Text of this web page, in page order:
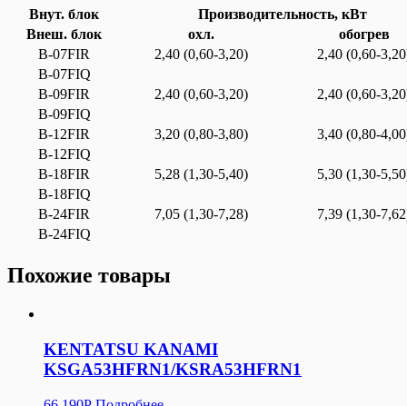
Внут. блок
Производительность, кВт
Внеш. блок
охл.
обогрев
B-07FIR
2,40 (0,60-3,20)
2,40 (0,60-
B-07FIQ
B-09FIR
2,40 (0,60-3,20)
2,40 (0,60-
B-09FIQ
B-12FIR
3,20 (0,80-3,80)
3,40 (0,80-
B-12FIQ
B-18FIR
5,28 (1,30-5,40)
5,30 (1,30-
B-18FIQ
B-24FIR
7,05 (1,30-7,28)
7,39 (1,30-
B-24FIQ
Похожие товары
KENTATSU KANAMI
KSGA53HFRN1/KSRA53HFRN1